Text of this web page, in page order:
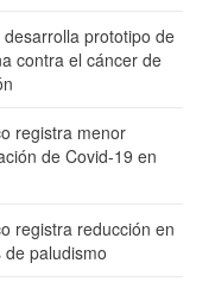
desarrolla prototipo de
contra el cáncer de
registra menor
de Covid-19 en
registra reducción en
de paludismo